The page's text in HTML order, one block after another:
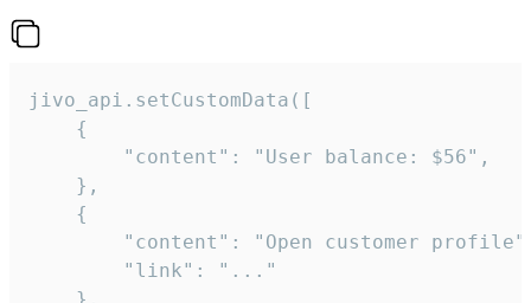
jivo_api.setCustomData([
    {
        "content": "User balance: $56",
    },
    {
"content": "Open customer
        "link": "..."